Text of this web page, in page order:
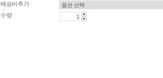
배송비추가
수량